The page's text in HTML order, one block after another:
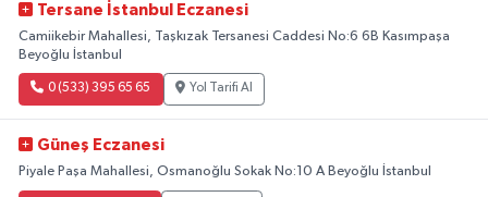
Tersane İstanbul Eczanesi
Camiikebir Mahallesi, Taşkızak Tersanesi Caddesi No:6 6B Kasımpaşa
Beyoğlu İstanbul
0 (533) 395 65 65 Yol Tarifi Al
Güneş Eczanesi
Piyale Paşa Mahallesi, Osmanoğlu Sokak No:10 A Beyoğlu İstanbul